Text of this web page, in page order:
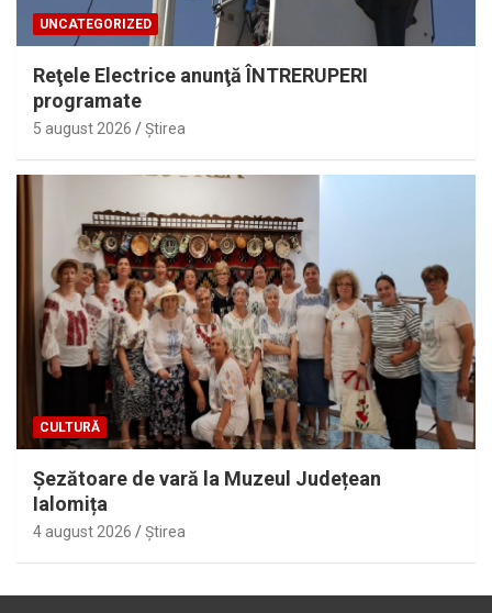
UNCATEGORIZED
Reţele Electrice anunţă ÎNTRERUPERI
programate
5 august 2026 Ştirea
CULTURĂ
Șezătoare de vară la Muzeul Județean
Ialomița
4 august 2026 Ştirea